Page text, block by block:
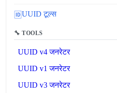
🆔UUID टूल्स
🔧 TOOLS
UUID v4 जनरेटर
UUID v1 जनरेटर
UUID v3 जनरेटर